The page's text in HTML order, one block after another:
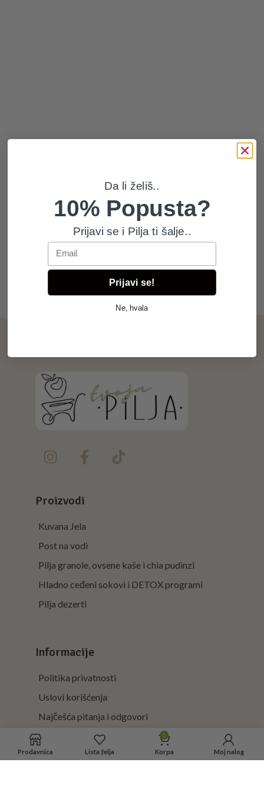
Proizvodi
Kuvana Jela
Post na vodi
Pilja granole, ovsene kaše i chia pudinzi
Hladno ceđeni sokovi i DETOX programi
Pilja dezerti
Informacije
Politika privatnosti
Uslovi korišćenja
Najčešća pitanja i odgovori
Kontakt podaci
Prodavnica Lista želja
0
Korpa Moj nalog
Da li želiš..
10% Popusta?
Prijavi se i Pilja ti šalje..
Email
Prijavi se!
Ne, hvala